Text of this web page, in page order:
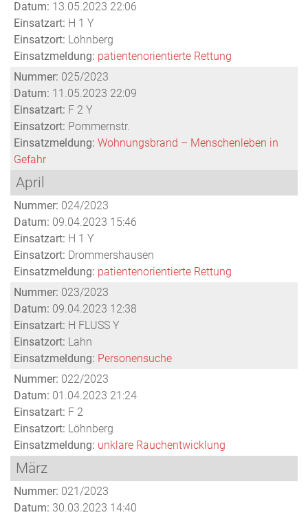
Datum: 13.05.2023 22:06
Einsatzart: H 1 Y
Einsatzort: Löhnberg
Einsatzmeldung: patientenorientierte Rettung
Nummer: 025/2023
Datum: 11.05.2023 22:09
Einsatzart: F 2 Y
Einsatzort: Pommernstr.
Einsatzmeldung: Wohnungsbrand – Menschenleben in
Gefahr
April
Nummer: 024/2023
Datum: 09.04.2023 15:46
Einsatzart: H 1 Y
Einsatzort: Drommershausen
Einsatzmeldung: patientenorientierte Rettung
Nummer: 023/2023
Datum: 09.04.2023 12:38
Einsatzart: H FLUSS Y
Einsatzort: Lahn
Einsatzmeldung: Personensuche
Nummer: 022/2023
Datum: 01.04.2023 21:24
Einsatzart: F 2
Einsatzort: Löhnberg
Einsatzmeldung: unklare Rauchentwicklung
März
Nummer: 021/2023
Datum: 30.03.2023 14:40